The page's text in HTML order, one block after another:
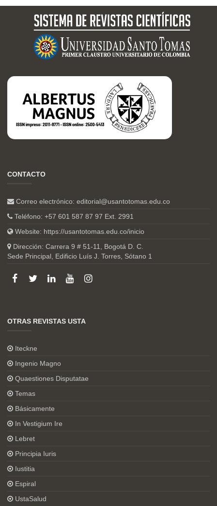
CONTACTO
Correo electrónico: editorial@usantotomas.edu.co
Teléfono: +57 601 587 87 97 Ext. 2991
Website: https://usantotomas.edu.co/inicio
Dirección: Carrera 9 # 51-11, Bogotá D. C.
Sede Principal, Edificio Luís J. Torres, Sótano 1
OTRAS REVISTAS USTA
Iteckne
Ingenio Magno
Quaestiones Disputatae
Temas
Básicamente
In Vestigium Ire
Lebret
Principia Iuris
Iustitia
Espiral
UstaSalud